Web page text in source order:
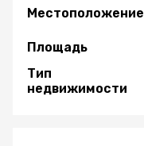
Местоположение
Площадь
Тип
недвижимости